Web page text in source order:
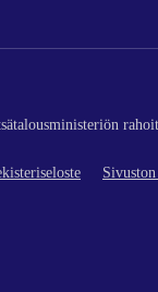
Sivuston